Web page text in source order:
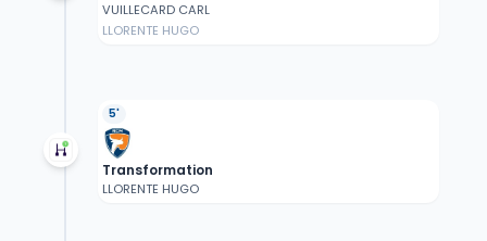
VUILLECARD CARL
LLORENTE HUGO
5'
Transformation
LLORENTE HUGO